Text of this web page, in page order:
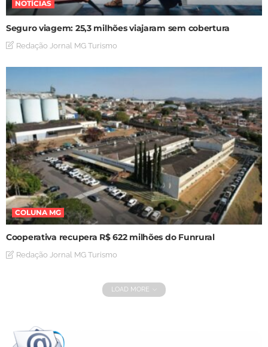
NOTÍCIAS
Seguro viagem: 25,3 milhões viajaram sem cobertura
Redação Jornal MG Turismo
COLUNA MG
Cooperativa recupera R$ 622 milhões do Funrural
Redação Jornal MG Turismo
LOAD MORE